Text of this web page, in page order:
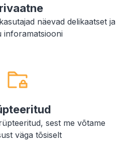
näevad delikaatset ja
inforamatsiooni
sest me võtame
väga tõsiselt